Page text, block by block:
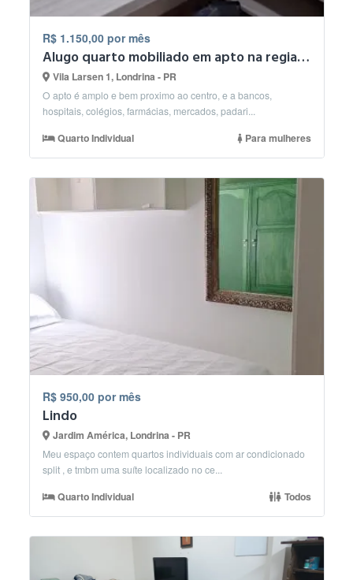
R$ 1.150,00 por mês
Alugo quarto mobiliado em apto na regiao centra para mulher
Vila Larsen 1, Londrina - PR
O apto é amplo e bem proximo ao centro, e a bancos,
hospitais, colégios, farmácias, mercados, padari...
Quarto Individual Para mulheres
R$ 950,00 por mês
Lindo
Jardim América, Londrina - PR
Meu espaço contem quartos individuais com ar condicionado
split , e tmbm uma suíte localizado no ce...
Quarto Individual Todos